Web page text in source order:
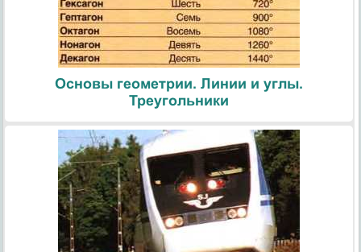
Основы геометрии. Линии и углы.
Треугольники